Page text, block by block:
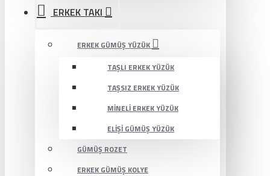
ERKEK TAKI
ERKEK GÜMÜŞ YÜZÜK
TAŞLI ERKEK YÜZÜK
TAŞSIZ ERKEK YÜZÜK
MINELI ERKEK YÜZÜK
ELIŞI GÜMÜŞ YÜZÜK
GÜMÜŞ ROZET
ERKEK GÜMÜŞ KOLYE